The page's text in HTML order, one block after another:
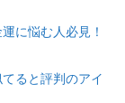
に悩む人必見！
ると評判のアイ